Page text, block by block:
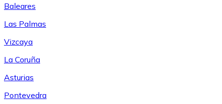
Baleares
Las Palmas
Vizcaya
La Coruña
Asturias
Pontevedra